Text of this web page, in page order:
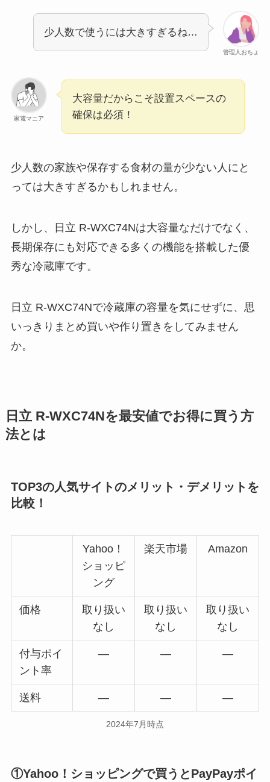
管理人おちょ
少人数で使うには大きすぎるね…
家電マニア
大容量だからこそ設置スペースの
確保は必須！
少人数の家族や保存する食材の量が少ない人にと
っては大きすぎるかもしれません。
しかし、日立 R-WXC74Nは大容量なだけでなく、
長期保存にも対応できる多くの機能を搭載した優
秀な冷蔵庫です。
日立 R-WXC74Nで冷蔵庫の容量を気にせずに、思
いっきりまとめ買いや作り置きをしてみません
か。
日立 R-WXC74Nを最安値でお得に買う方
法とは
TOP3の人気サイトのメリット・デメリットを
比較！
Yahoo！
ショッピ
ング
楽天市場 Amazon
価格
取り扱い
なし
取り扱い
なし
取り扱い
なし
付与ポイ
ント率
― ― ―
送料 ― ― ―
2024年7月時点
①Yahoo！ショッピングで買うとPayPayポイ